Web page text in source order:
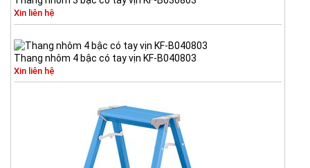
Xin liên hệ
Thang nhôm 4 bậc có tay vịn KF-B040803
Xin liên hệ